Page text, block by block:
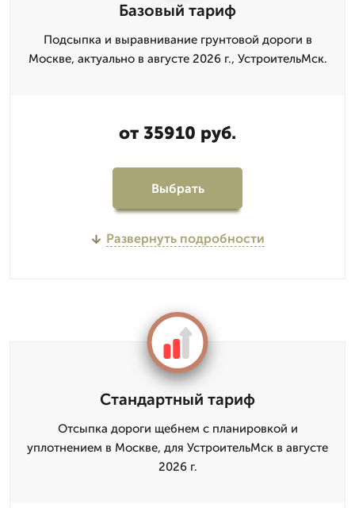
Базовый тариф
Подсыпка и выравнивание грунтовой дороги в
Москве, актуально в августе 2026 г., УстроительМск.
от 35910 руб.
Выбрать
Развернуть подробности
Стандартный тариф
Отсыпка дороги щебнем с планировкой и
уплотнением в Москве, для УстроительМск в августе
2026 г.